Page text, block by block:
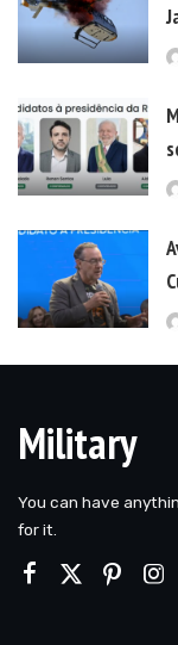
Military
You can have
for it.